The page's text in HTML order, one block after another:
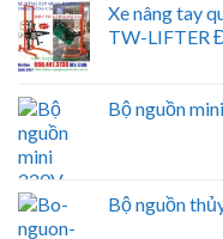
Xe nâng tay
TW-LIFTER
Bộ nguồn
Bộ nguồn